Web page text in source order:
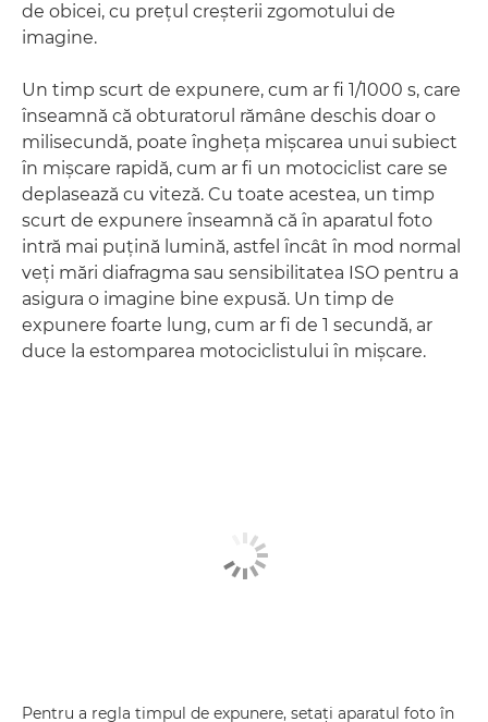
de obicei, cu preţul creşterii zgomotului de
imagine.
Un timp scurt de expunere, cum ar fi 1/1000 s, care
înseamnă că obturatorul rămâne deschis doar o
milisecundă, poate îngheţa mişcarea unui subiect
în mişcare rapidă, cum ar fi un motociclist care se
deplasează cu viteză. Cu toate acestea, un timp
scurt de expunere înseamnă că în aparatul foto
intră mai puţină lumină, astfel încât în mod normal
veţi mări diafragma sau sensibilitatea ISO pentru a
asigura o imagine bine expusă. Un timp de
expunere foarte lung, cum ar fi de 1 secundă, ar
duce la estomparea motociclistului în mişcare.
Pentru a regla timpul de expunere, setaţi aparatul foto în